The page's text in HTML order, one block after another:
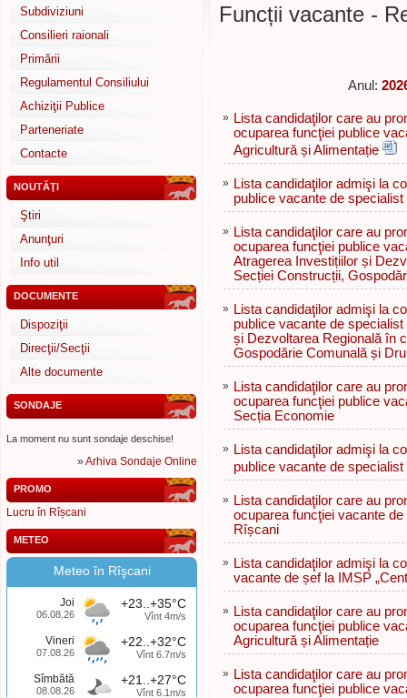
Subdiviziuni
Consilieri raionali
Primării
Regulamentul Consiliului
Achiziţii Publice
Parteneriate
Contacte
NOUTĂŢI
Ştiri
Anunţuri
Info util
DOCUMENTE
Dispoziţii
Direcţii/Secţii
Alte documente
SONDAJE
La moment nu sunt sondaje deschise!
»Arhiva Sondaje Online
PROMO
Lucru în Rîșcani
METEO
Meteo în Rîşcani
Joi
06.08.26
+23..+35°C
Vînt 4m/s
Vineri
07.08.26
+22..+32°C
Vînt 6.7m/s
Sîmbătă
08.08.26
+21..+27°C
Vînt 6.1m/s
Funcții vacante -
Anul:
» Lista candidaţilor care au
ocuparea funcţiei publice
Agricultură și Alimentație
» Lista candidaţilor admişi la
publice vacante de
» Lista candidaţilor care au
ocuparea funcţiei publice
Atragerea Investițiilor și
Secției Construcții,
» Lista candidaţilor admişi la
publice vacante de
și Dezvoltarea Regională în
Gospodărie Comunală și
» Lista candidaţilor care au
ocuparea funcţiei publice
Secția Economie
» Lista candidaţilor admişi la
publice vacante de
» Lista candidaţilor care au
ocuparea funcţiei vacante
Rîșcani
» Lista candidaţilor admişi la
vacante de șef la IMSP
» Lista candidaţilor care au
ocuparea funcţiei publice
Agricultură și Alimentație
» Lista candidaţilor care au
ocuparea funcţiei publice